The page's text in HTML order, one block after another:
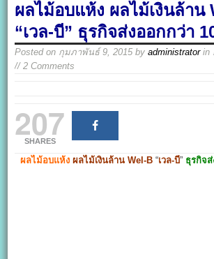
ผลไม้อบแห้ง ผลไม้เงินล้าน
“เวล-บี” ธุรกิจส่งออกกว่า
Posted on กุมภาพันธ์ 9, 2015 byadministratorin
// 2 Comments
207
SHARES
ผลไม้อบแห้ง ผลไม้เงินล้าน Wel-B “เวล-บี” ธุรกิจส่